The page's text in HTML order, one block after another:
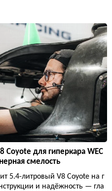
для гиперкара WEC
смелость
5.4-литровый V8 Coyote на г
и надёжность — гла